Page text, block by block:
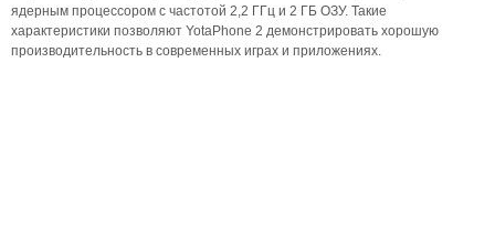
ядерным процессором с частотой 2,2 ГГц и 2 ГБ ОЗУ. Такие
характеристики позволяют YotaPhone 2 демонстрировать хорошую
производительность в современных играх и приложениях.